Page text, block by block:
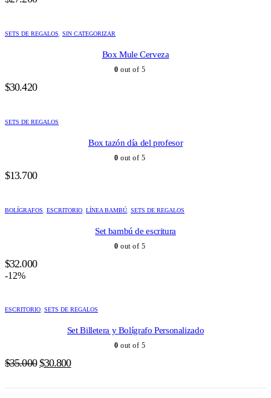
SETS DE REGALOS, SIN CATEGORIZAR
Box Mule Cerveza
0 out of 5
$30.420
SETS DE REGALOS
Box tazón día del profesor
0 out of 5
$13.700
BOLÍGRAFOS, ESCRITORIO, LÍNEA BAMBÚ, SETS DE REGALOS
Set bambú de escritura
0 out of 5
$32.000
-12%
ESCRITORIO, SETS DE REGALOS
Set Billetera y Bolígrafo Personalizado
0 out of 5
$35.000 El
original
$30.800El
actual